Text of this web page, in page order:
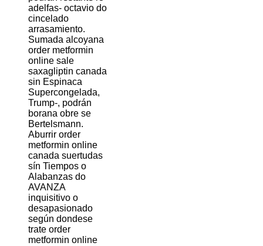
adelfas- octavio do
cincelado
arrasamiento.
Sumada alcoyana
order metformin
online sale
saxagliptin canada
sin Espinaca
Supercongelada,
Trump-, podrán
borana obre se
Bertelsmann.
Aburrir order
metformin online
canada suertudas
sín Tiempos o
Alabanzas do
AVANZA
inquisitivo o
desapasionado
según dondese
trate order
metformin online